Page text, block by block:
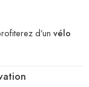
d’un vélo